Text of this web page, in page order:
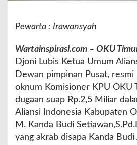
a
O
u
m
K
i
s
Pewarta : Irawansyah
Wartainspirasi.com – OKU
Djoni Lubis Ketua Umum
Dewan pimpinan Pusat, resmi
oknum Komisioner KPU OKU
dugaan suap Rp.2,5 Miliar
Aliansi Indonesia Kabupaten
M. Kanda Budi
yang akrab disapa Kanda